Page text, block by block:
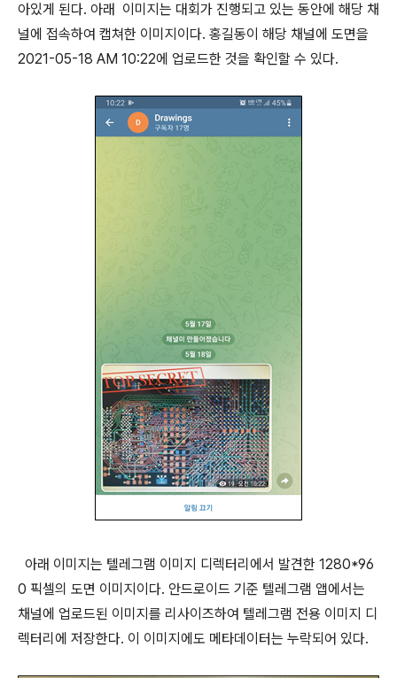
아있게 된다. 아래
이미지는 대회가 진행되고 있는 동안에 해당 채
널에 접속하여 캡쳐한 이미지이다. 홍길동이 해당 채널에 도면을
2021-05-18 AM 10:22에 업로드한 것을 확인할 수 있다.
아래 이미지는 텔레그램 이미지 디렉터리에서 발견한 1280*96
0 픽셀의 도면 이미지이다. 안드로이드 기준 텔레그램 앱에서는
채널에 업로드된 이미지를 리사이즈하여 텔레그램 전용 이미지 디
렉터리에 저장한다. 이 이미지에도 메타데이터는 누락되어 있다.